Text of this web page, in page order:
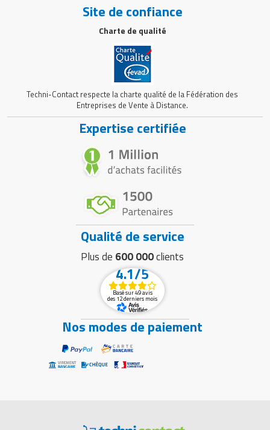
Site de confiance
Charte de qualité
Techni-Contact respecte la charte qualité de la Fédération des
Entreprises de Vente à Distance.
Expertise certifiée
Qualité de service
Plus de 600 000clients
4.1/5
Basé sur 49 avis
des 12 derniers mois
Nos modes de paiement